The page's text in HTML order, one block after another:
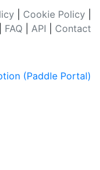
Cookie Policy
FAQ API Contact
(Paddle Portal)